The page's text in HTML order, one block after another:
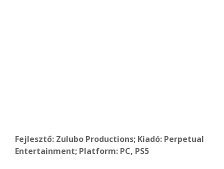
Fejlesztő: Zulubo Productions; Kiadó: Perpetual
Entertainment; Platform: PC, PS5